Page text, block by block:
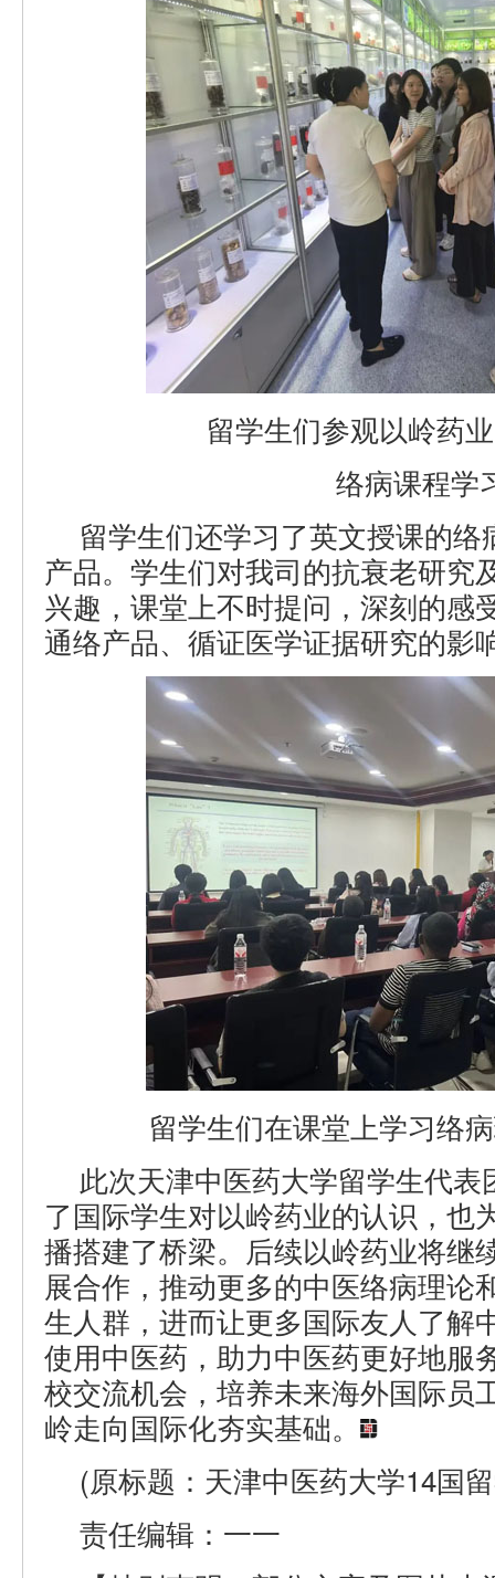
留学生们参观以岭药
络病课程学
留学生们还学习了英文授课的
产品。学生们对我司的抗衰老研究
兴趣，课堂上不时提问，深刻的感
通络产品、循证医学证据研究的影
留学生们在课堂上学习络
此次天津中医药大学留学生代
了国际学生对以岭药业的认识，也
播搭建了桥梁。后续以岭药业将继
展合作，推动更多的中医络病理论
生人群，进而让更多国际友人了解
使用中医药，助力中医药更好地服
校交流机会，培养未来海外国际员
岭走向国际化夯实基础。
(原标题：天津中医药大学14国
责任编辑：一一